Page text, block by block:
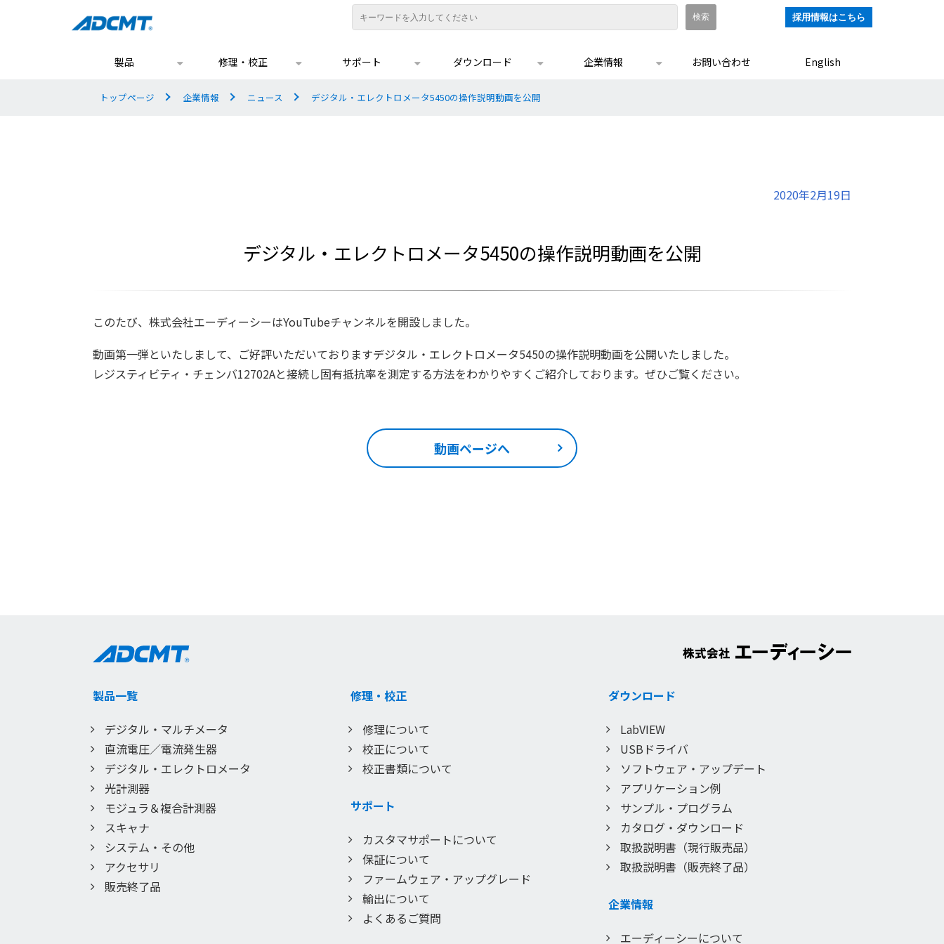
採用情報はこちら
製品 修理・校正 サポート ダウンロード 企業情報 お問い合わせ English
トップページ 企業情報 ニュース デジタル・エレクトロメータ5450の操作説明動画を公開
2020年2月19日
デジタル・エレクトロメータ5450の操作説明動画を公開
このたび、株式会社エーディーシーはYouTubeチャンネルを開設しました。
動画第一弾といたしまして、ご好評いただいておりますデジタル・エレクトロメータ5450の操作説明動画を公開いたしました。
レジスティビティ・チェンバ12702Aと接続し固有抵抗率を測定する方法をわかりやすくご紹介しております。ぜひご覧ください。
動画ページへ
製品一覧
デジタル・マルチメータ
直流電圧／電流発生器
デジタル・エレクトロメータ
光計測器
モジュラ＆複合計測器
スキャナ
システム・その他
アクセサリ
販売終了品
修理・校正
修理について
校正について
校正書類について
サポート
カスタマサポートについて
保証について
ファームウェア・アップグレード
輸出について
よくあるご質問
ダウンロード
LabVIEW
USBドライバ
ソフトウェア・アップデート
アプリケーション例
サンプル・プログラム
カタログ・ダウンロード
取扱説明書（現行販売品）
取扱説明書（販売終了品）
企業情報
エーディーシーについて